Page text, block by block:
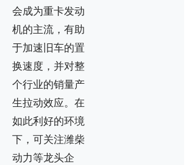
会成为重卡发动
机的主流，有助
于加速旧车的置
换速度，并对整
个行业的销量产
生拉动效应。在
如此利好的环境
下，可关注潍柴
动力等龙头企